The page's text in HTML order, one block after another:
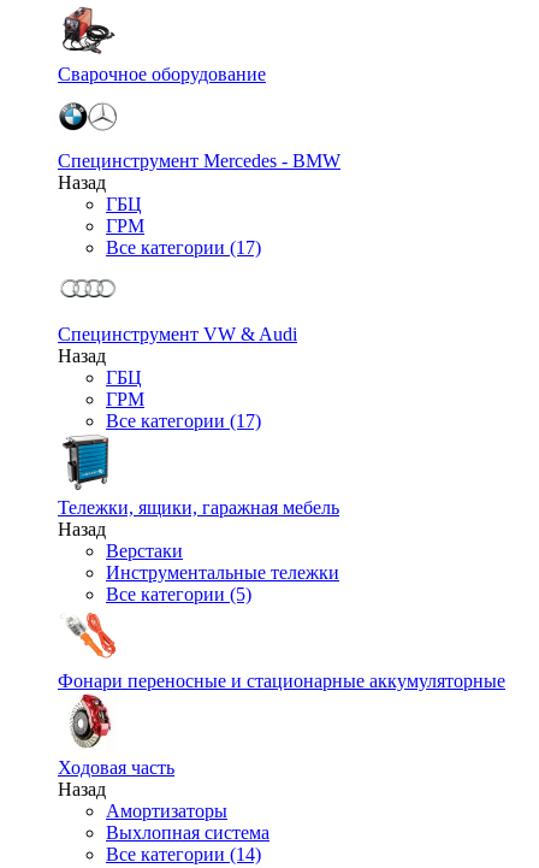
Сварочное оборудование
Специнструмент Mercedes - BMW
Назад
ГБЦ
ГРМ
Все категории (17)
Специнструмент VW & Audi
Назад
ГБЦ
ГРМ
Все категории (17)
Тележки, ящики, гаражная мебель
Назад
Верстаки
Инструментальные тележки
Все категории (5)
Фонари переносные и стационарные аккумуляторные
Ходовая часть
Назад
Амортизаторы
Выхлопная система
Все категории (14)